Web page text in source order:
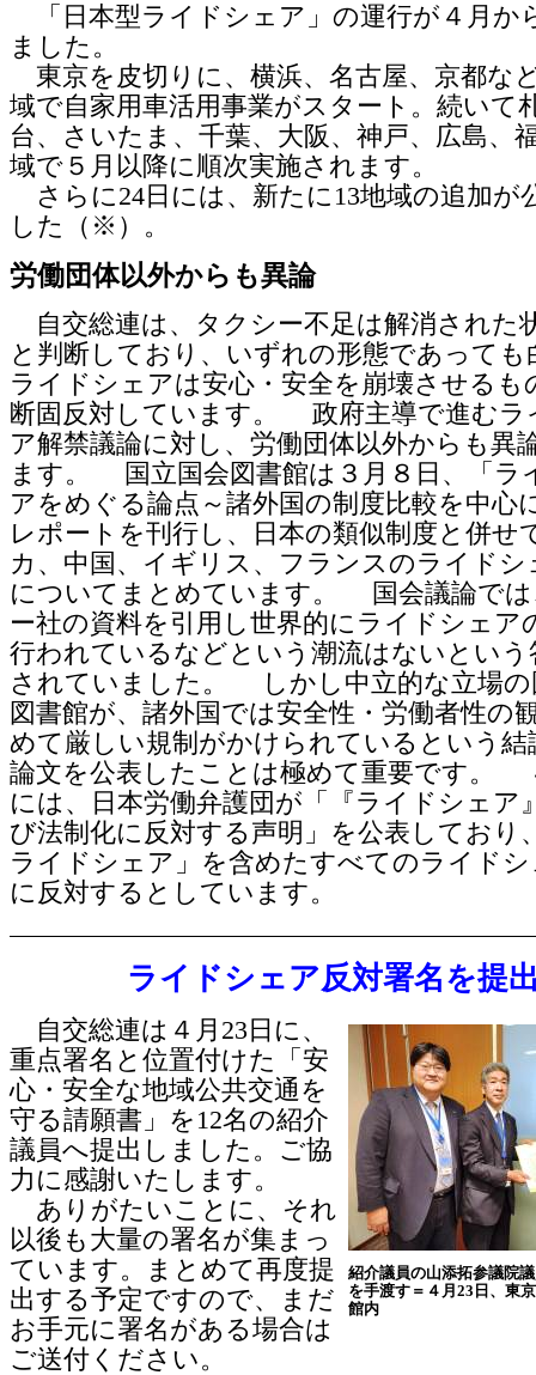
「日本型ライドシェア」の運行が４月か
ました。
東京を皮切りに、横浜、名古屋、京都な
域で自家用車活用事業がスタート。続いて
台、さいたま、千葉、大阪、神戸、広島、
域で５月以降に順次実施されます。
さらに24日には、新たに13地域の追加が
した（※）。
労働団体以外からも異論
自交総連は、タクシー不足は解消された
と判断しており、いずれの形態であっても
ライドシェアは安心・安全を崩壊させるも
断固反対しています。 政府主導で進むラ
ア解禁議論に対し、労働団体以外からも異
ます。 国立国会図書館は３月８日、「ラ
アをめぐる論点～諸外国の制度比較を中心
レポートを刊行し、日本の類似制度と併せ
カ、中国、イギリス、フランスのライドシ
についてまとめています。 国会議論では
ー社の資料を引用し世界的にライドシェア
行われているなどという潮流はないという
されていました。 しかし中立的な立場の
図書館が、諸外国では安全性・労働者性の
めて厳しい規制がかけられているという結
論文を公表したことは極めて重要です。
には、日本労働弁護団が「『ライドシェア
び法制化に反対する声明」を公表しており
ライドシェア」を含めたすべてのライド
に反対するとしています。
ライドシェア反対署名を提
紹介議員の山添拓参議院
を手渡す＝４月23日、東
館内
自交総連は４月23日に、
重点署名と位置付けた「安
心・安全な地域公共交通を
守る請願書」を12名の紹介
議員へ提出しました。ご協
力に感謝いたします。
ありがたいことに、それ
以後も大量の署名が集まっ
ています。まとめて再度提
出する予定ですので、まだ
お手元に署名がある場合は
ご送付ください。